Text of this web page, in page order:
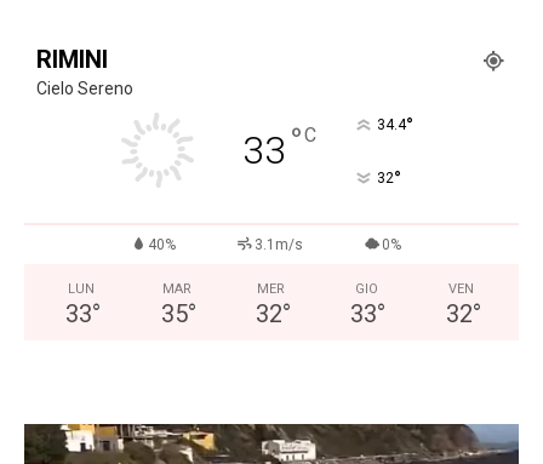
RIMINI
Cielo Sereno
33 °C 34.4°
32°
40% 3.1m/s 0%
LUN
33°
MAR
35°
MER
32°
GIO
33°
VEN
32°